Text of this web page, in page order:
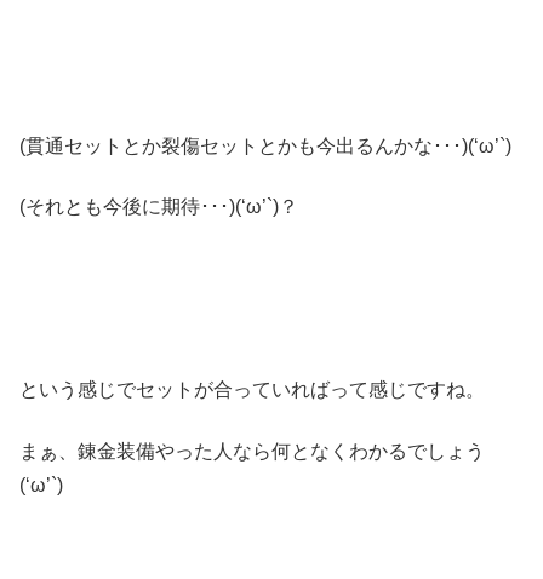
(貫通セットとか裂傷セットとかも今出るんかな･･･)(‘ω’`)
(それとも今後に期待･･･)(‘ω’`)？
という感じでセットが合っていればって感じですね。
まぁ、錬金装備やった人なら何となくわかるでしょう
(‘ω’`)